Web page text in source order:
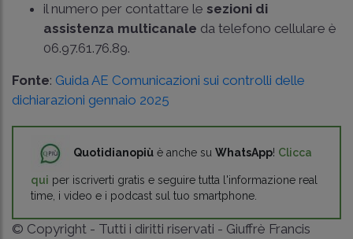
il numero per contattare le sezioni di
assistenza multicanale da telefono cellulare è
06.97.61.76.89.
Fonte: Guida AE Comunicazioni sui controlli delle
dichiarazioni gennaio 2025
Quotidianopiù è anche su WhatsApp! Clicca
qui per iscriverti gratis e seguire tutta l'informazione real
time, i video e i podcast sul tuo smartphone.
© Copyright - Tutti i diritti riservati - Giuffrè Francis